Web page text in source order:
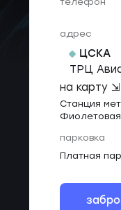
адрес
ЦСКА
ТРЦ
на карту ⇲
Станция
парковка
Платная